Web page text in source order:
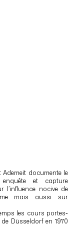
documente le
enquête et capture
l’influence nocive de
mais aussi sur
les cours portes-
Düsseldorf en 1970